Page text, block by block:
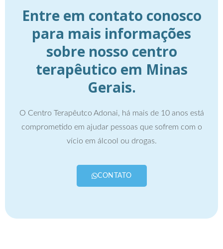
Entre em contato conosco
para mais informações
sobre nosso centro
terapêutico em Minas
Gerais.
O Centro Terapêutco Adonai, há mais de 10 anos está
comprometido em ajudar pessoas que sofrem com o
vício em álcool ou drogas.
CONTATO